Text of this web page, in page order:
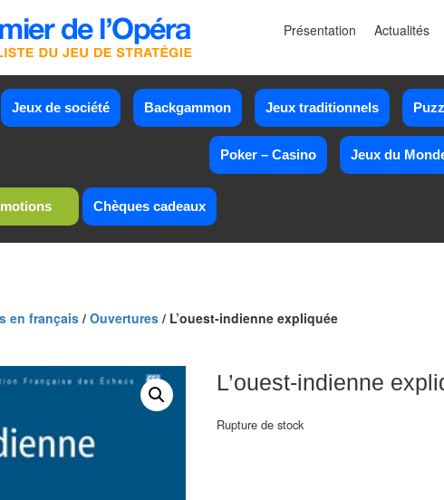
Présentation Actualités
Jeux de société Backgammon Jeux traditionnels
Poker – Casino Jeux du
Chèques cadeaux
en français/ Ouvertures / L’ouest-indienne expliquée
L’ouest-indienne
Rupture de stock